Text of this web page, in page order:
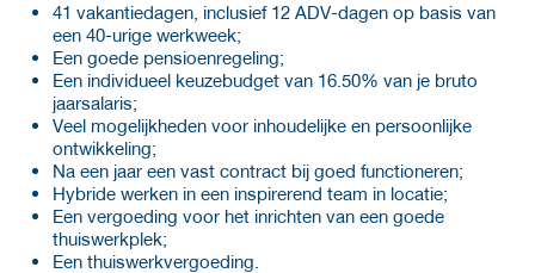
41 vakantiedagen, inclusief 12 ADV-dagen op basis van
een 40-urige werkweek;
Een goede pensioenregeling;
Een individueel keuzebudget van 16.50% van je bruto
jaarsalaris;
Veel mogelijkheden voor inhoudelijke en persoonlijke
ontwikkeling;
Na een jaar een vast contract bij goed functioneren;
Hybride werken in een inspirerend team in locatie;
Een vergoeding voor het inrichten van een goede
thuiswerkplek;
Een thuiswerkvergoeding.